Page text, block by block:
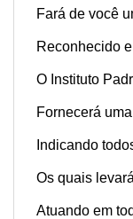
Fará de você
Reconhecido
O Instituto
Fornecerá
Indicando
Os quais
Atuando em